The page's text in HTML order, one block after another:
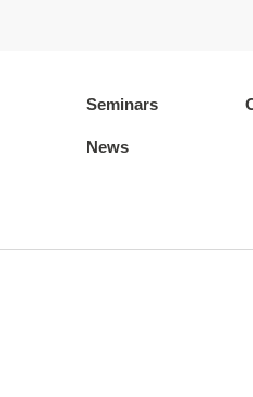
Seminars
News